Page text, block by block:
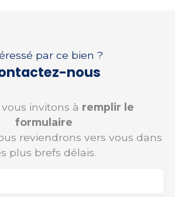
par ce bien ?
nous
invitons à remplir le
formulaire
reviendrons vers vous dans
plus brefs délais.